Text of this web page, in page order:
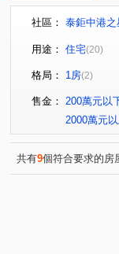
社區： 泰鉅中港之
寶輝世紀
環球巨星大
皇城帝寶(2)
台灣大道三
臺灣大道三
文心路三段
逢甲路(1)
用途： 住宅(20)
格局： 1房(2)
售金： 200萬元以
2000萬元
共有9個符合要求的房